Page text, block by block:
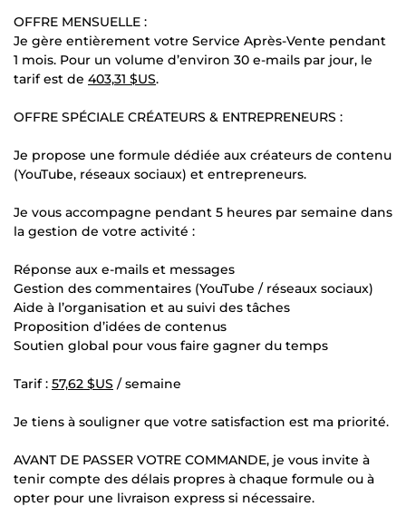
OFFRE MENSUELLE :
Je gère entièrement votre Service Après-Vente pendant
1 mois. Pour un volume d’environ 30 e-mails par jour, le
tarif est de 403,31 $US.
OFFRE SPÉCIALE CRÉATEURS & ENTREPRENEURS :
Je propose une formule dédiée aux créateurs de contenu
(YouTube, réseaux sociaux) et entrepreneurs.
Je vous accompagne pendant 5 heures par semaine dans
la gestion de votre activité :
Réponse aux e-mails et messages
Gestion des commentaires (YouTube / réseaux sociaux)
Aide à l’organisation et au suivi des tâches
Proposition d’idées de contenus
Soutien global pour vous faire gagner du temps
Tarif : 57,62 $US / semaine
Je tiens à souligner que votre satisfaction est ma priorité.
AVANT DE PASSER VOTRE COMMANDE, je vous invite à
tenir compte des délais propres à chaque formule ou à
opter pour une livraison express si nécessaire.